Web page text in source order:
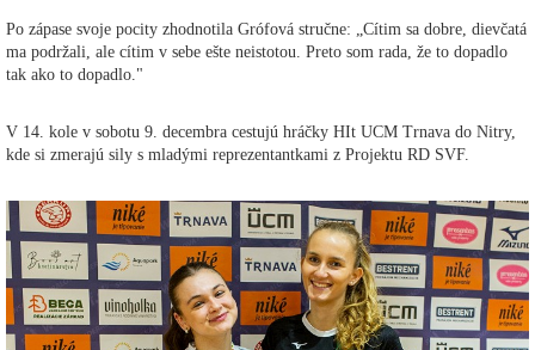
Po zápase svoje pocity zhodnotila Grófová stručne: „Cítim sa dobre, dievčatá
ma podržali, ale cítim v sebe ešte neistotou. Preto som rada, že to dopadlo
tak ako to dopadlo."
V 14. kole v sobotu 9. decembra cestujú hráčky HIt UCM Trnava do Nitry,
kde si zmerajú sily s mladými reprezentantkami z Projektu RD SVF.